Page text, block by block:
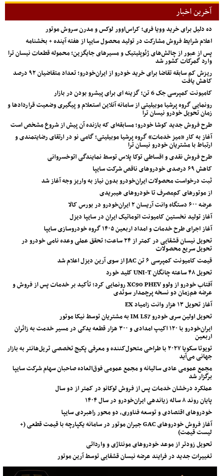
آخرین اخبار
ده دلیل برای خرید وویا فری؛ کراس‌اوور لوکس و مدرن سروش موتور
اعلام شرایط فروش مشارکت در تولید محصول سایپا از هفته آینده + بخشنامه
پس از عبور از چالش‌های ژئوپلیتیک و مسیرهای جایگزین؛ محموله قطعات نیسان ترا
وارد گمرکات کشور شد
ریزش کم‌ سابقه تقاضا برای خرید خودرو از ایران‌خودرو؛ تعداد متقاضیان ۹۲ درصد
کاهش یافت
کامیونت کمپرسی جک 6 تن؛ گزینه ای برای پیشرو بودن در بازار
رونمایی گروه پرشیا موبیلیتی از سامانه آنلاین استعلام و پیگیری وضعیت قراردادها و
زمان تحویل خودرو نیسان ترا
طرح فروش جدید کوشا خودرو؛ مسابقه‌ای که بازنده آن پیش از شروع مشخص است
آغاز به کار «میز خدمات» گروه پرشیا موبیلیتی؛ گامی نو در ارتقای رضایتمندی و
ارتباط با مشتریان خودرو نیسان ترا
طرح فروش نقدی و اقساطی توکا پلاس توسط نمایندگی اتوخسروانی
کاهش ۶۹ درصدی خودروهای ناقص شرکت سایپا
ثبت درخواست محصولات ایران‌خودرو بدون نیاز به واریز وجه آغاز شد
از موتورهای کم‌مصرف تا خودروهای هیبریدی
عرضه ۶۰۰ دستگاه وانت آریسان ۲ ایران‌خودرو در بورس کالا
آغاز تولید نخستین کامیونت اتوماتیک ایران در سایپا دیزل
آغاز اجرای طرح خدمات و امداد اربعین ۱۴۰۵ گروه خودروسازی سایپا
تحویل نیسان قشقایی در کمتر از ۲۴ ساعت؛ تحقق عملی وعده نامی خودرو در
تحویل سریع محصولات
قیمت کامیونت کمپرسی ۶ تن JAC از سوی آرین دیزل اعلام شد
تحویل ۴۸ ساعته چانگان UNI-T کلید خورد
آفتاب خودرو از ولوو XC90 PHEV رونمایی کرد؛ تأکید بر خدمات پس از فروش و
عرضه هم‌زمان دو نسخه پرچمدار سوئدی
آغاز تحویل ۱۳ هزار وانت زامیاد EX
تحویل اولین سری خودرو IM LS7 به مشتریان توسط نیکا موتور
ایران‌خودرو با ۱۲۰ اکیپ امدادی و ۳۰۰ هزار قطعه یدکی در مسیر خدمت به زائران
اربعین
تویوتا سکویا ۲۰۲۷ با طراحی متحول‌کننده و معرفی پکیج تخصصی تریل‌هانتر به بازار
جهانی می‌آید
مجمع عمومی عادی سالیانه و مجمع عمومی فوق‌العاده صاحبان سهام شرکت سایپا
برگزار شد
عملکرد درخشان خدمات پس از فروش لوکانو در کمتر از دو سال
پایان روند ۸ ساله زیاندهی ایران‌خودرو در سال ۱۴۰۴
خودروهای اقتصادی و توسعه فناوری، دو محور راهبردی سایپا
آغاز فروش خودروهای GAC جیران موتور در سامانه یکپارچه با قیمت قطعی (+
لیست قیمت)
تحویل زودتر از موعد خودروهای مونتاژی و وارداتی
تغییرات جدید در فرایند عرضه نیسان قشقایی توسط آرین موتور